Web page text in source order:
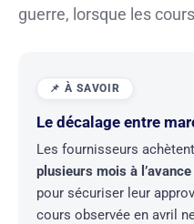
guerre, lorsque les
Le décalage entre
Les fournisseurs
plusieurs mois à l’avance
pour sécuriser leur
cours observée en avril